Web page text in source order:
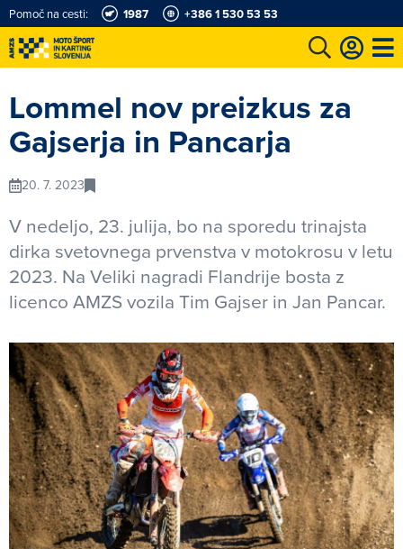
Pomoč na cesti: 1987 +386 1 530 53 53
Lommel nov preizkus za
Gajserja in Pancarja
20. 7. 2023
V nedeljo, 23. julija, bo na sporedu trinajsta
dirka svetovnega prvenstva v motokrosu v letu
2023. Na Veliki nagradi Flandrije bosta z
licenco AMZS vozila Tim Gajser in Jan Pancar.